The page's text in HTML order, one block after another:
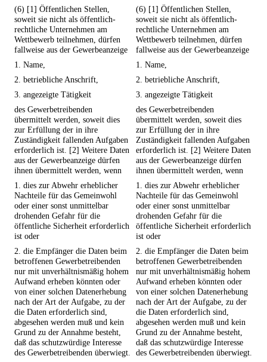
(6) [1] Öffentlichen Stellen,
soweit sie nicht als öffentlich-
rechtliche Unternehmen am
Wettbewerb teilnehmen, dürfen
fallweise aus der Gewerbeanzeige
(6) [1] Öffentlichen Stellen,
soweit sie nicht als öffentlich-
rechtliche Unternehmen am
Wettbewerb teilnehmen, dürfen
fallweise aus der Gewerbeanzeige
1. Name,
1. Name,
2. betriebliche Anschrift,
2. betriebliche Anschrift,
3. angezeigte Tätigkeit
3. angezeigte Tätigkeit
des Gewerbetreibenden
übermittelt werden, soweit dies
zur Erfüllung der in ihre
Zuständigkeit fallenden Aufgaben
erforderlich ist. [2] Weitere Daten
aus der Gewerbeanzeige dürfen
ihnen übermittelt werden, wenn
des Gewerbetreibenden
übermittelt werden, soweit dies
zur Erfüllung der in ihre
Zuständigkeit fallenden Aufgaben
erforderlich ist. [2] Weitere Daten
aus der Gewerbeanzeige dürfen
ihnen übermittelt werden, wenn
1. dies zur Abwehr erheblicher
Nachteile für das Gemeinwohl
oder einer sonst unmittelbar
drohenden Gefahr für die
öffentliche Sicherheit erforderlich
ist oder
1. dies zur Abwehr erheblicher
Nachteile für das Gemeinwohl
oder einer sonst unmittelbar
drohenden Gefahr für die
öffentliche Sicherheit erforderlich
ist oder
2. die Empfänger die Daten beim
betroffenen Gewerbetreibenden
nur mit unverhältnismäßig hohem
Aufwand erheben könnten oder
von einer solchen Datenerhebung
nach der Art der Aufgabe, zu der
die Daten erforderlich sind,
abgesehen werden muß und kein
Grund zu der Annahme besteht,
daß das schutzwürdige Interesse
des Gewerbetreibenden überwiegt.
2. die Empfänger die Daten beim
betroffenen Gewerbetreibenden
nur mit unverhältnismäßig hohem
Aufwand erheben könnten oder
von einer solchen Datenerhebung
nach der Art der Aufgabe, zu der
die Daten erforderlich sind,
abgesehen werden muß und kein
Grund zu der Annahme besteht,
daß das schutzwürdige Interesse
des Gewerbetreibenden überwiegt.